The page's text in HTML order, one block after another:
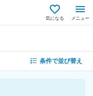
気になる メニュー
条件で並び替え